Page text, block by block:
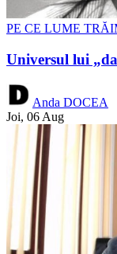
PE CE LUME
Universul lui
Anda DOCEA
Joi, 06 Aug